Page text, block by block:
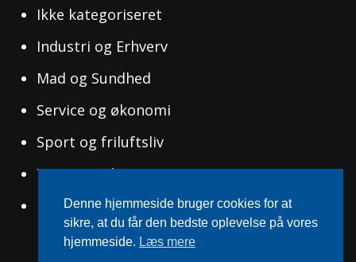
Ikke kategoriseret
Industri og Erhverv
Mad og Sundhed
Service og økonomi
Sport og friluftsliv
Tøj og Mode
Uddannelse og Ledelse
Denne hjemmeside bruger cookies for at
sikre, at du får den bedste oplevelse på vores
hjemmeside. Læs mere